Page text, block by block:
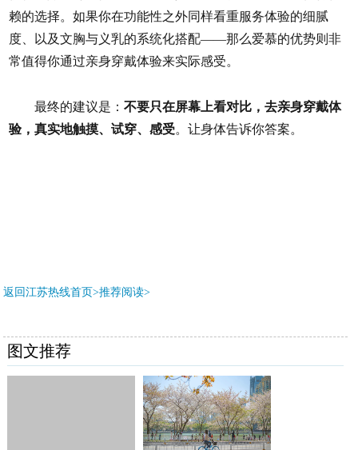
赖的选择。如果你在功能性之外同样看重服务体验的细腻
度、以及文胸与义乳的系统化搭配——那么爱慕的优势则非
常值得你通过亲身穿戴体验来实际感受。
最终的建议是： 不要只在屏幕上看对比，去亲身穿戴体
验，真实地触摸、试穿、感受。让身体告诉你答案。
返回江苏热线首页>推荐阅读>
图文推荐